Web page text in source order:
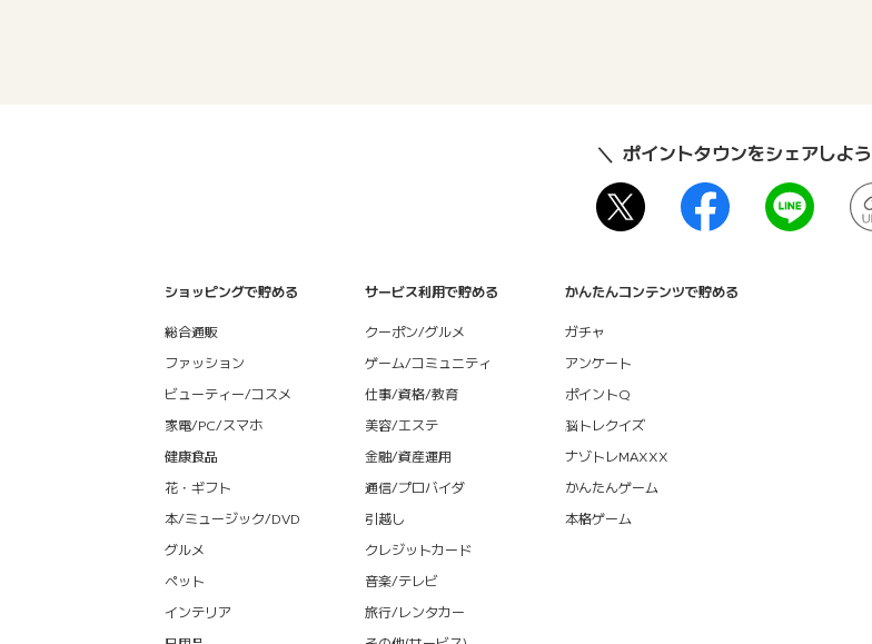
ポイントタウンをシェアしよう
ショッピングで貯める
総合通販
ファッション
ビューティー/コスメ
家電/PC/スマホ
健康食品
花・ギフト
本/ミュージック/DVD
グルメ
ペット
インテリア
サービス利用で貯める
クーポン/グルメ
ゲーム/コミュニティ
仕事/資格/教育
美容/エステ
金融/資産運用
通信/プロバイダ
引越し
クレジットカード
音楽/テレビ
旅行/レンタカー
かんたんコンテンツで貯める
ガチャ
アンケート
ポイントQ
脳トレクイズ
ナゾトレMAXXX
かんたんゲーム
本格ゲーム